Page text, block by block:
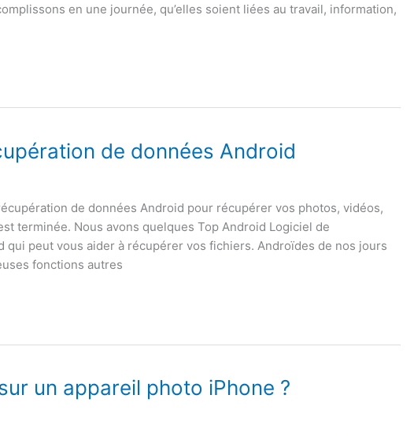
en une journée, qu’elles soient liées au travail, information,
de données Android
de données Android pour récupérer vos photos, vidéos,
terminée. Nous avons quelques Top Android Logiciel de
qui peut vous aider à récupérer vos fichiers. Androïdes de nos jours
fonctions autres
un appareil photo iPhone ?